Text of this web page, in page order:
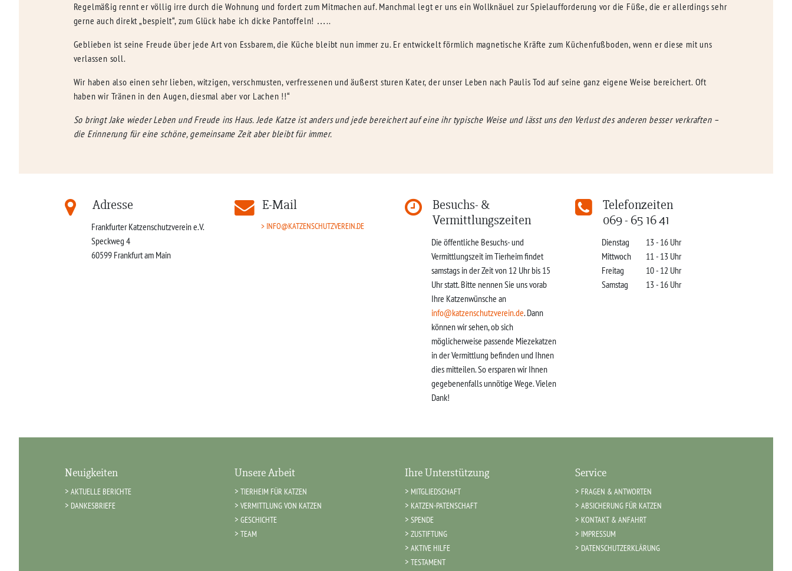
Regelmäßig rennt er völlig irre durch die Wohnung und fordert zum Mitmachen auf. Manchmal legt er uns ein Wollknäuel zur Spielaufforderung vor die Füße, die er allerdings sehr
gerne auch direkt „bespielt“, zum Glück habe ich dicke Pantoffeln! …..
Geblieben ist seine Freude über jede Art von Essbarem, die Küche bleibt nun immer zu. Er entwickelt förmlich magnetische Kräfte zum Küchenfußboden, wenn er diese mit uns
verlassen soll.
Wir haben also einen sehr lieben, witzigen, verschmusten, verfressenen und äußerst sturen Kater, der unser Leben nach Paulis Tod auf seine ganz eigene Weise bereichert. Oft
haben wir Tränen in den Augen, diesmal aber vor Lachen !!“
So bringt Jake wieder Leben und Freude ins Haus. Jede Katze ist anders und jede bereichert auf eine ihr typische Weise und lässt uns den Verlust des anderen besser verkraften –
die Erinnerung für eine schöne, gemeinsame Zeit aber bleibt für immer.
Adresse
Frankfurter Katzenschutzverein e.V.
Speckweg 4
60599 Frankfurt am Main
E-Mail
INFO@KATZENSCHUTZVEREIN.DE
Besuchs- &
Vermittlungszeiten
Die öffentliche Besuchs- und
Vermittlungszeit im Tierheim findet
samstags in der Zeit von 12 Uhr bis 15
Uhr statt. Bitte nennen Sie uns vorab
Ihre Katzenwünsche an
info@katzenschutzverein.de. Dann
können wir sehen, ob sich
möglicherweise passende Miezekatzen
in der Vermittlung befinden und Ihnen
dies mitteilen. So ersparen wir Ihnen
gegebenenfalls unnötige Wege. Vielen
Dank!
Telefonzeiten
069 - 65 16 41
Dienstag
13 - 16 Uhr
Mittwoch
11 - 13 Uhr
Freitag
10 - 12 Uhr
Samstag
13 - 16 Uhr
Neuigkeiten
AKTUELLE BERICHTE
DANKESBRIEFE
Unsere Arbeit
TIERHEIM FÜR KATZEN
VERMITTLUNG VON KATZEN
GESCHICHTE
TEAM
Ihre Unterstützung
MITGLIEDSCHAFT
KATZEN-PATENSCHAFT
SPENDE
ZUSTIFTUNG
AKTIVE HILFE
TESTAMENT
Service
FRAGEN & ANTWORTEN
ABSICHERUNG FÜR KATZEN
KONTAKT & ANFAHRT
IMPRESSUM
DATENSCHUTZERKLÄRUNG